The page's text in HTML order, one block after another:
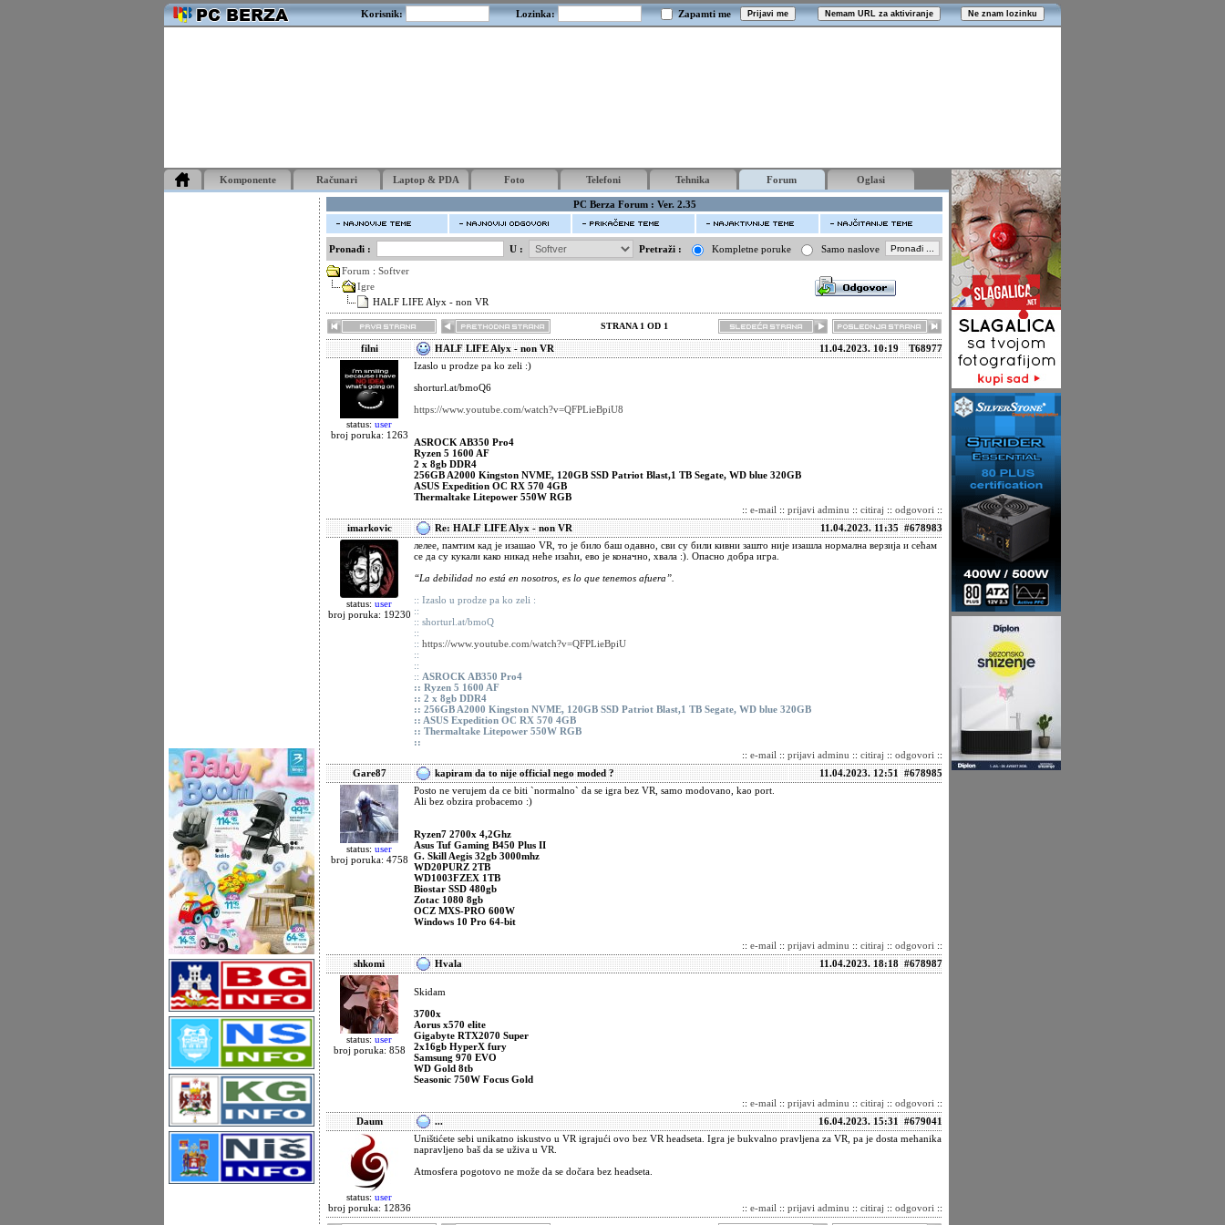
Korisnik: Lozinka: Zapamti me
Komponente Računari Laptop & PDA Foto Telefoni Tehnika Forum Oglasi
PC Berza Forum : Ver. 2.35
Pronađi : U : Pretraži : Kompletne poruke
Samo naslove
Forum : Softver
Igre
HALF LIFE Alyx - non VR
STRANA 1 OD 1
filni HALF LIFE Alyx - non VR 11.04.2023. 10:19 T68977
status: user
broj poruka: 1263
Izaslo u prodze pa ko zeli :)
shorturl.at/bmoQ6
https://www.youtube.com/watch?v=QFPLieBpiU8
ASROCK AB350 Pro4
Ryzen 5 1600 AF
2 x 8gb DDR4
256GB A2000 Kingston NVME, 120GB SSD Patriot Blast,1 TB Segate, WD blue 320GB
ASUS Expedition OC RX 570 4GB
Thermaltake Litepower 550W RGB
:: e-mail :: prijavi adminu :: citiraj :: odgovori ::
imarkovic
Re: HALF LIFE Alyx - non VR 11.04.2023. 11:35 #678983
status: user
broj poruka: 19230
лелее, памтим кад је изашао VR, то је било баш одавно, сви су били кивни зашто није изашла нормална верзија и сећам
се да су кукали како никад неће изаћи, ево је коначно, хвала :). Oпасно добра игра.
“La debilidad no está en nosotros, es lo que tenemos afuera”.
:: Izaslo u prodze pa ko zeli :
::
:: shorturl.at/bmoQ
::
:: https://www.youtube.com/watch?v=QFPLieBpiU
::
::
:: ASROCK AB350 Pro4
:: Ryzen 5 1600 AF
:: 2 x 8gb DDR4
:: 256GB A2000 Kingston NVME, 120GB SSD Patriot Blast,1 TB Segate, WD blue 320GB
:: ASUS Expedition OC RX 570 4GB
:: Thermaltake Litepower 550W RGB
::
:: e-mail :: prijavi adminu :: citiraj :: odgovori ::
Gare87
kapiram da to nije official nego moded ? 11.04.2023. 12:51 #678985
status: user
broj poruka: 4758
Posto ne verujem da ce biti `normalno` da se igra bez VR, samo modovano, kao port.
Ali bez obzira probacemo :)
Ryzen7 2700x 4,2Ghz
Asus Tuf Gaming B450 Plus II
G. Skill Aegis 32gb 3000mhz
WD20PURZ 2TB
WD1003FZEX 1TB
Biostar SSD 480gb
Zotac 1080 8gb
OCZ MXS-PRO 600W
Windows 10 Pro 64-bit
:: e-mail :: prijavi adminu :: citiraj :: odgovori ::
shkomi
Hvala 11.04.2023. 18:18 #678987
status: user
broj poruka: 858
Skidam
3700x
Aorus x570 elite
Gigabyte RTX2070 Super
2x16gb HyperX fury
Samsung 970 EVO
WD Gold 8tb
Seasonic 750W Focus Gold
:: e-mail :: prijavi adminu :: citiraj :: odgovori ::
Daum
... 16.04.2023. 15:31 #679041
status: user
broj poruka: 12836
Uništićete sebi unikatno iskustvo u VR igrajući ovo bez VR headseta. Igra je bukvalno pravljena za VR, pa je dosta mehanika
napravljeno baš da se uživa u VR.
Atmosfera pogotovo ne može da se dočara bez headseta.
:: e-mail :: prijavi adminu :: citiraj :: odgovori ::